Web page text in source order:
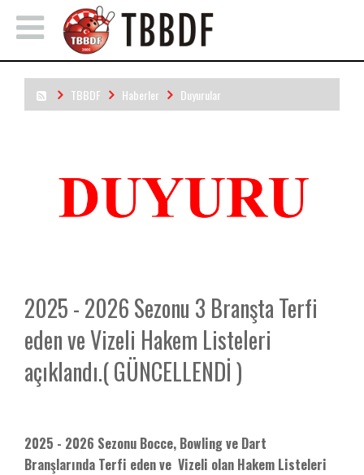
TBBDF Haberler
Duyurular
2025 - 2026 Sezonu 3 Branşta Terfi
eden ve Vizeli Hakem Listeleri
açıklandı.( GÜNCELLENDİ )
2025 - 2026 Sezonu Bocce, Bowling ve Dart
Branşlarında Terfi eden ve Vizeli olan Hakem Listeleri